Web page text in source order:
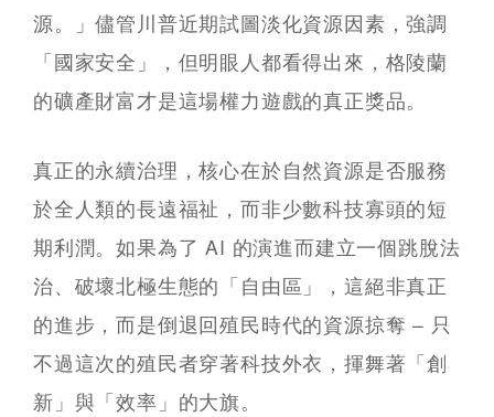
源。」儘管川普近期試圖淡化資源因素，強調
「國家安全」，但明眼人都看得出來，格陵蘭
的礦產財富才是這場權力遊戲的真正獎品。
真正的永續治理，核心在於自然資源是否服務
於全人類的長遠福祉，而非少數科技寡頭的短
期利潤。如果為了 AI 的演進而建立一個跳脫法
治、破壞北極生態的「自由區」，這絕非真正
的進步，而是倒退回殖民時代的資源掠奪 – 只
不過這次的殖民者穿著科技外衣，揮舞著「創
新」與「效率」的大旗。